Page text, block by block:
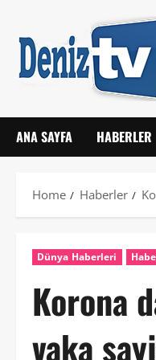
ANA SAYFA HABERLER
Home Haberler
Dünya Haberleri
Korona
vaka